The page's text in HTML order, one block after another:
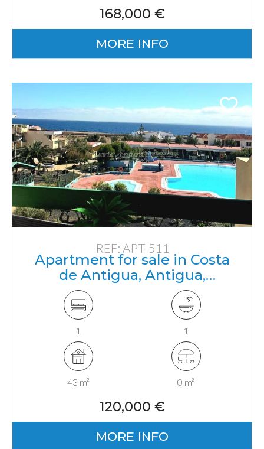
168,000 €
MORE INFO
REF: APT-511
Apartment for sale in Costa
de Antigua, Antigua,
Fuerteventura, Canarias
1 1
43 m² 0 m²
120,000 €
MORE INFO